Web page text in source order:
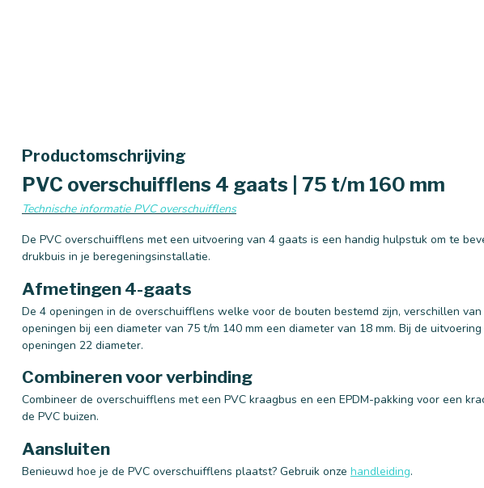
Productomschrijving
PVC overschuifflens 4 gaats | 75 t/m 160 mm
Technische informatie PVC overschuifflens
De PVC overschuifflens met een uitvoering van 4 gaats is een handig hulpstuk om te
drukbuis in je beregeningsinstallatie.
Afmetingen 4-gaats
De 4 openingen in de overschuifflens welke voor de bouten bestemd zijn, verschillen van
openingen bij een diameter van 75 t/m 140 mm een diameter van 18 mm. Bij de
openingen 22 diameter.
Combineren voor verbinding
Combineer de overschuifflens met een PVC kraagbus en een EPDM-pakking voor een
de PVC buizen.
Aansluiten
Benieuwd hoe je de PVC overschuifflens plaatst? Gebruik onze handleiding.